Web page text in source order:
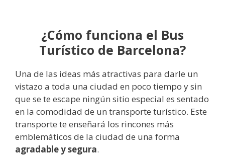
¿Cómo funciona el Bus
Turístico de Barcelona?
Una de las ideas más atractivas para darle un
vistazo a toda una ciudad en poco tiempo y sin
que se te escape ningún sitio especial es sentado
en la comodidad de un transporte turístico. Este
transporte te enseñará los rincones más
emblemáticos de la ciudad de una forma
agradable y segura.